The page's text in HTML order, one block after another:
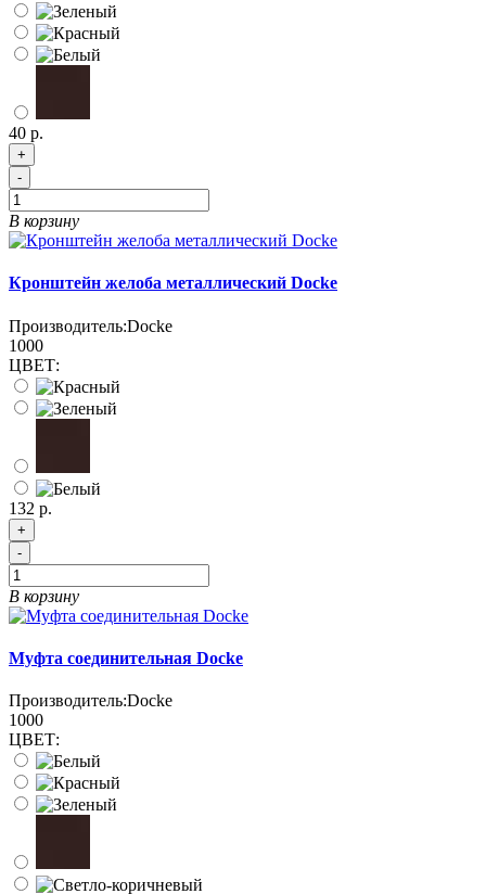
40 р.
+
-
В корзину
Кронштейн желоба металлический Docke
Производитель:Docke
1000
ЦВЕТ:
132 р.
+
-
В корзину
Муфта соединительная Docke
Производитель:Docke
1000
ЦВЕТ: